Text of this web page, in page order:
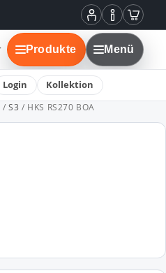
Mein
Konto
Informationen
Produkte Menü
Login Kollektion
/S3 / HKS RS270 BOA